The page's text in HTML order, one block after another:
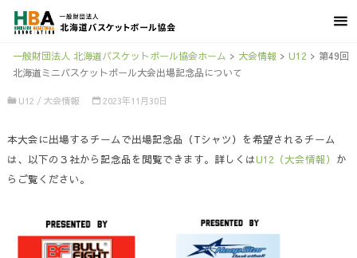
一般財団法人 北海道バスケットボール協会ホーム > 大会情報 > U12 > 第49回
北海道ミニバスケットボール大会出場記念品について
U12 / 大会情報 2023年11月30日
本大会に出場するチームで出場記念品（Tシャツ）を希望されるチーム
は、以下の３社から記念品を閲覧できます。詳しくはU12（大会情報） か
らご覧ください。